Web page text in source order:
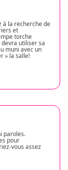
à la recherche de
et
torche
utiliser sa
muni avec un
» la salle!
paroles.
pour
vous assez